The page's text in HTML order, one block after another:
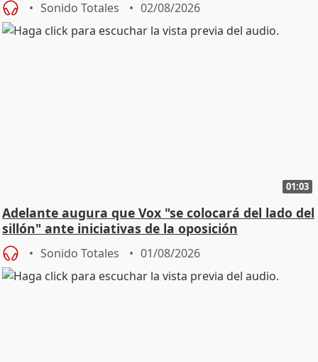
Sonido Totales 02/08/2026
01:03
Adelante augura que Vox "se colocará del lado del
sillón" ante iniciativas de la oposición
Sonido Totales 01/08/2026